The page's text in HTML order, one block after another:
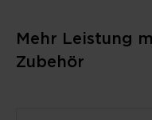
Mehr Leistung
Zubehör